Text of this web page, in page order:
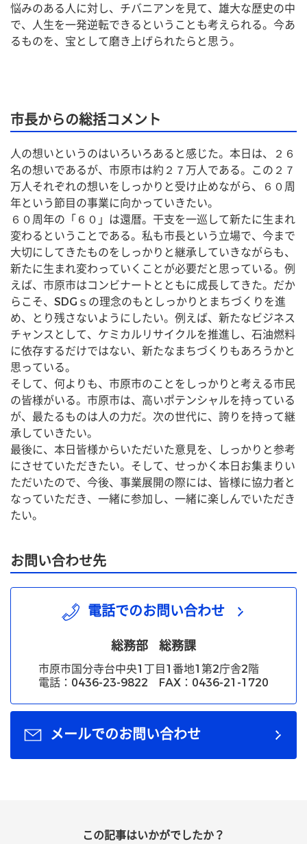
悩みのある人に対し、チバニアンを見て、雄大な歴史の中
で、人生を一発逆転できるということも考えられる。今あ
るものを、宝として磨き上げられたらと思う。
市長からの総括コメント
人の想いというのはいろいろあると感じた。本日は、２６
名の想いであるが、市原市は約２７万人である。この２７
万人それぞれの想いをしっかりと受け止めながら、６０周
年という節目の事業に向かっていきたい。
６０周年の「６０」は還暦。干支を一巡して新たに生まれ
変わるということである。私も市長という立場で、今まで
大切にしてきたものをしっかりと継承していきながらも、
新たに生まれ変わっていくことが必要だと思っている。例
えば、市原市はコンビナートとともに成長してきた。だか
らこそ、SDGｓの理念のもとしっかりとまちづくりを進
め、とり残さないようにしたい。例えば、新たなビジネス
チャンスとして、ケミカルリサイクルを推進し、石油燃料
に依存するだけではない、新たなまちづくりもあろうかと
思っている。
そして、何よりも、市原市のことをしっかりと考える市民
の皆様がいる。市原市は、高いポテンシャルを持っている
が、最たるものは人の力だ。次の世代に、誇りを持って継
承していきたい。
最後に、本日皆様からいただいた意見を、しっかりと参考
にさせていただきたい。そして、せっかく本日お集まりい
ただいたので、今後、事業展開の際には、皆様に協力者と
なっていただき、一緒に参加し、一緒に楽しんでいただき
たい。
お問い合わせ先
電話でのお問い合わせ
総務部 総務課
市原市国分寺台中央1丁目1番地1第2庁舎2階
電話：0436-23-9822 FAX：0436-21-1720
メールでのお問い合わせ
この記事はいかがでしたか？